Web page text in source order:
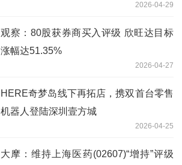
2026-04-29
观察：80股获券商买入评级 欣旺达目标
涨幅达51.35%
2026-04-27
HERE奇梦岛线下再拓店，携双首台零售
机器人登陆深圳壹方城
2026-04-25
大摩：维持上海医药(02607)“增持”评级